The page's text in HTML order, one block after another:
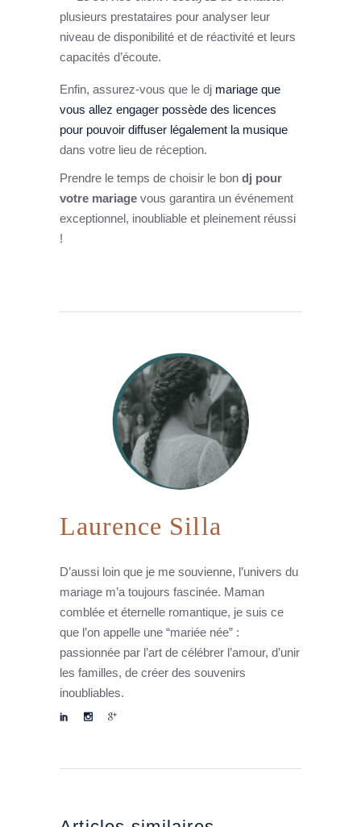
plusieurs prestataires pour analyser leur
niveau de disponibilité et de réactivité et leurs
capacités d’écoute.
Enfin, assurez-vous que le dj mariage que
vous allez engager possède des licences
pour pouvoir diffuser légalement la musique
dans votre lieu de réception.
Prendre le temps de choisir le bon dj pour
votre mariage vous garantira un événement
exceptionnel, inoubliable et pleinement réussi
!
Laurence Silla
D’aussi loin que je me souvienne, l’univers du
mariage m’a toujours fascinée. Maman
comblée et éternelle romantique, je suis ce
que l’on appelle une “mariée née” :
passionnée par l’art de célébrer l’amour, d’unir
les familles, de créer des souvenirs
inoubliables.